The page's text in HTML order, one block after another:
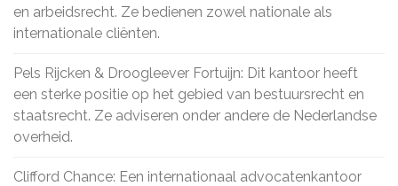
en arbeidsrecht. Ze bedienen zowel nationale als
internationale cliënten.
Pels Rijcken & Droogleever Fortuijn: Dit kantoor heeft
een sterke positie op het gebied van bestuursrecht en
staatsrecht. Ze adviseren onder andere de Nederlandse
overheid.
Clifford Chance: Een internationaal advocatenkantoor